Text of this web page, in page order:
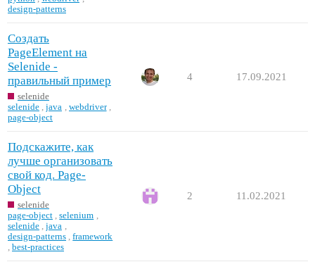
design-patterns
Создать
PageElement на
Selenide -
правильный пример
selenide
selenide ,java webdriver
page-object
4 17.09.2021
Подскажите, как
лучше организовать
свой код. Page-
Object
selenide
page-object ,selenium
selenide ,java
design-patterns ,framework
best-practices
2 11.02.2021